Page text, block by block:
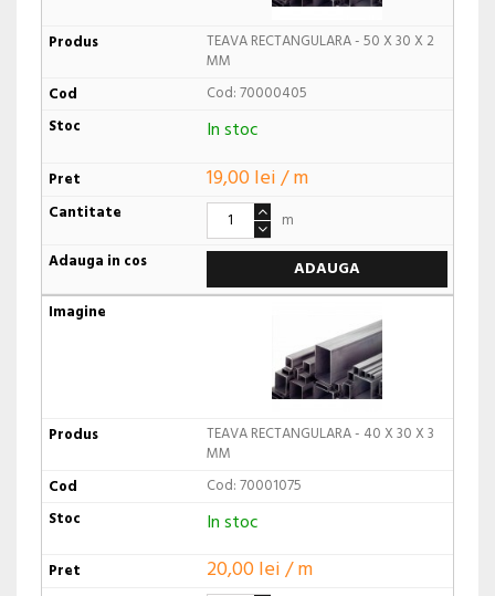
TEAVA RECTANGULARA - 50 X 30 X 2
MM
Cod: 70000405
In stoc
19,00 lei / m
m
ADAUGA
TEAVA RECTANGULARA - 40 X 30 X 3
MM
Cod: 70001075
In stoc
20,00 lei / m